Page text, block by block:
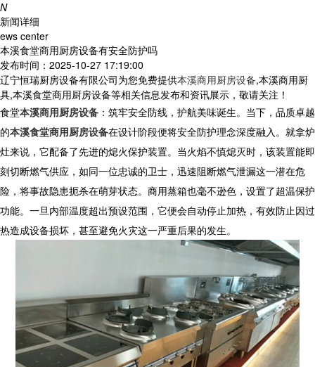
N
新闻详细
ews center
本溪食堂商用厨房设备有安全防护吗
发布时间：2025-10-27 17:19:00
辽宁恒瑞厨房设备有限公司为您免费提供本溪商用厨房设备,本溪商用厨
具,本溪食堂商用厨房设备等相关信息发布和资讯展示，敬请关注！
食堂本溪商用厨房设备 ：筑牢安全防线，护航美味诞生。当下，品质卓越
的本溪食堂商用厨房设备在设计阶段便将安全防护理念深度融入。就拿炉
灶来说，它配备了先进的熄火保护装置。当火焰不慎熄灭时，该装置能即
刻切断燃气供应，如同一位忠诚的卫士，迅速阻断燃气泄漏这一潜在危
险，将事故隐患扼杀在萌芽状态。商用蒸箱也毫不逊色，设置了超温保护
功能。一旦内部温度超出预设范围，它便会自动停止加热，有效防止因过
热造成设备损坏，甚至避免火灾这一严重后果的发生。